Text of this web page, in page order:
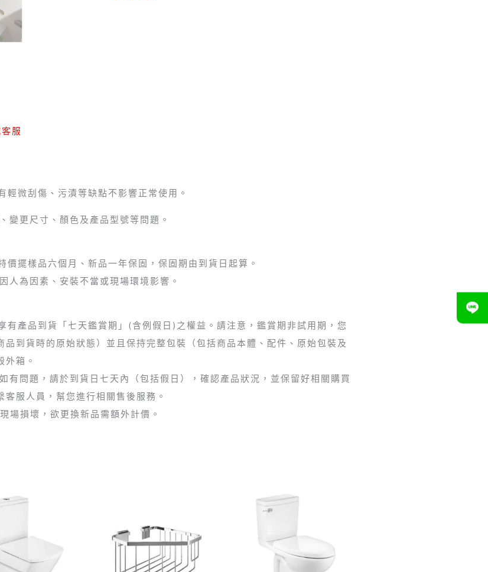
服
微刮傷、污漬等缺點不影響正常使用。
變更尺寸、顏色及產品型號等問題。
擺樣品六個月、新品一年保固，保固期由到貨日起算。
人為因素、安裝不當或現場環境影響。
有產品到貨「七天鑑賞期」(含例假日)之權益。請注意，鑑賞期非試用期，您
到貨時的原始狀態）並且保持完整包裝（包括商品本體、配件、原始包裝及
外箱。
有問題，請於到貨日七天內（包括假日），確認產品狀況，並保留好相關購買
服人員，幫您進行相關售後服務。
場損壞，欲更換新品需額外計價。